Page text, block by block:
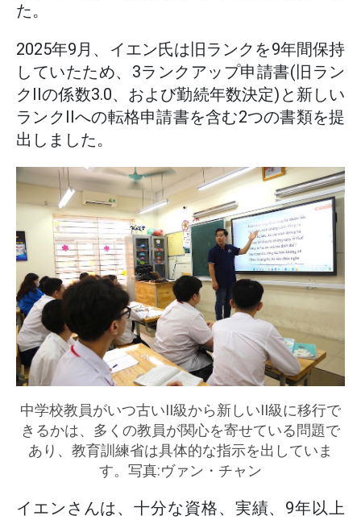
た。
2025年9月、イエン氏は旧ランクを9年間保持
していたため、3ランクアップ申請書(旧ラン
クIIの係数3.0、および勤続年数決定)と新しい
ランクIIへの転格申請書を含む2つの書類を提
出しました。
中学校教員がいつ古いII級から新しいII級に移行で
きるかは、多くの教員が関心を寄せている問題で
あり、教育訓練省は具体的な指示を出していま
す。写真:ヴァン・チャン
イエンさんは、十分な資格、実績、9年以上